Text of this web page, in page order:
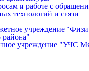
и работе с
технологий и связи
учреждение
района"
учреждение "УЧС